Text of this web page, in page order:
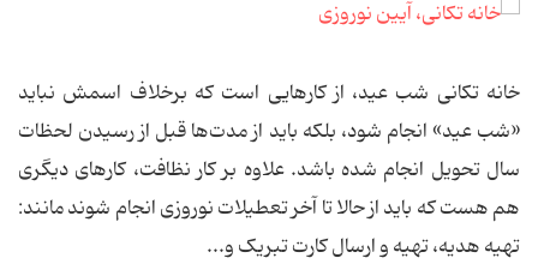
خانه تکانی شب عید، از کارهایی است که برخلاف اسمش نباید
«شب عید» انجام شود، بلکه باید از مدت‌ها قبل از رسیدن لحظات
سال تحویل انجام شده باشد. علاوه بر کار نظافت، کارهای دیگری
هم هست که باید از حالا تا آخر تعطیلات نوروزی انجام شوند مانند:
تهیه هدیه، تهیه و ارسال کارت تبریک و...